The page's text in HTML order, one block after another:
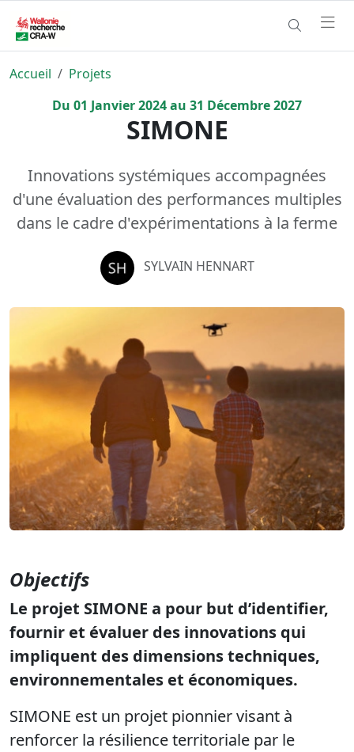
Accueil
Projets
Du 01 Janvier2024au 31 Décembre2027
SIMONE
Innovations systémiques accompagnées
d'une évaluation des performances multiples
dans le cadre d'expérimentations à la ferme
SYLVAIN HENNART
Objectifs
Le projet SIMONE a pour but d’identifier,
fournir et évaluer des innovations qui
impliquent des dimensions techniques,
environnementales et économiques.
SIMONE est un projet pionnier visant à
renforcer la résilience territoriale par le